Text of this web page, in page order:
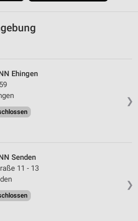
❯
Ehingen
❯
Senden
11 - 13